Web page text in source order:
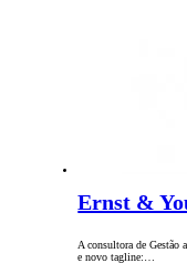
Ernst &
A consultora de Gestão
e novo tagline:…